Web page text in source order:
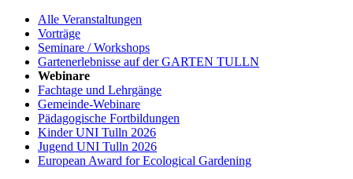
Alle Veranstaltungen
Vorträge
Seminare / Workshops
Gartenerlebnisse auf der GARTEN TULLN
Webinare
Fachtage und Lehrgänge
Gemeinde-Webinare
Pädagogische Fortbildungen
Kinder UNI Tulln 2026
Jugend UNI Tulln 2026
European Award for Ecological Gardening